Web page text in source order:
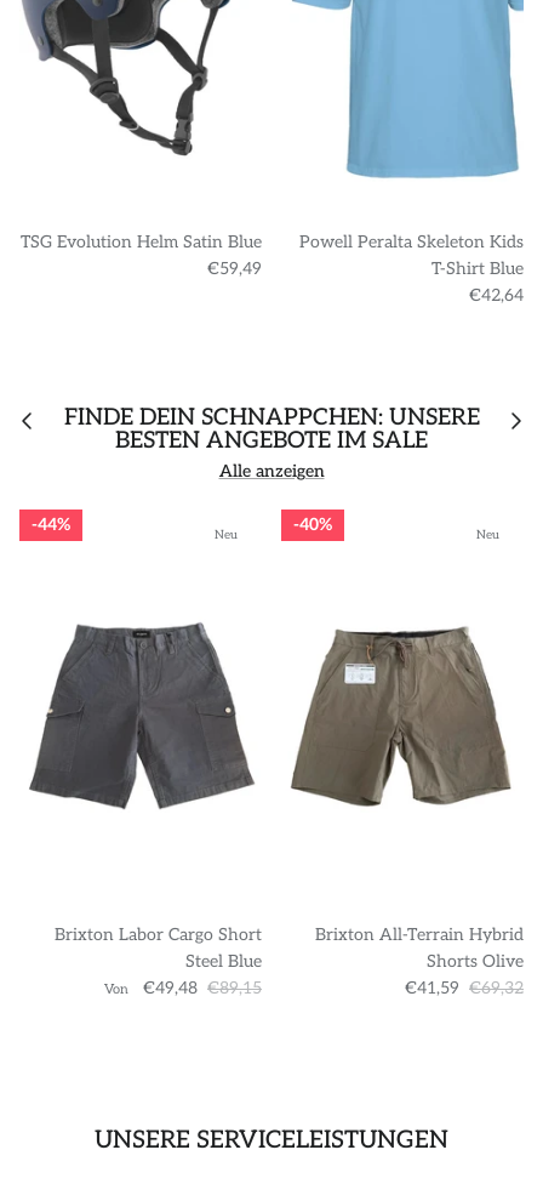
TSG Evolution Helm Satin Blue
€59,49
Powell Peralta Skeleton Kids
T-Shirt Blue
€42,64
FINDE DEIN SCHNÄPPCHEN: UNSERE
BESTEN ANGEBOTE IM SALE
Alle anzeigen
Neu
44%
Brixton Labor Cargo Short
Steel Blue
Von €49,48 €89,15
Neu
40%
Brixton All-Terrain Hybrid
Shorts Olive
€41,59 €69,32
UNSERE SERVICELEISTUNGEN